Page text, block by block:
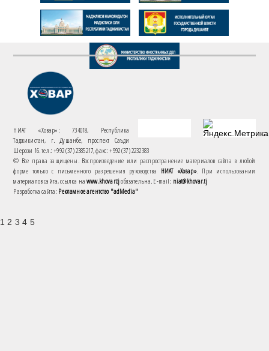
НИАТ «Ховар»: 734018, Республика
Таджикистан, г. Душанбе, проспект Саъди
Шерози 16. тел.: +992 (37) 2385217, факс: +992 (37) 2232383
© Все права защищены. Воспроизведение или распространение материалов сайта в любой
форме только с письменного разрешения руководства НИАТ «Ховар». При использовании
материалов сайта, ссылка наwww.khovar.tjобязательна. E-mail: niat@khovar.tj
Разработка сайта: Рекламное агентство "adMedia"
1 2 3 4 5